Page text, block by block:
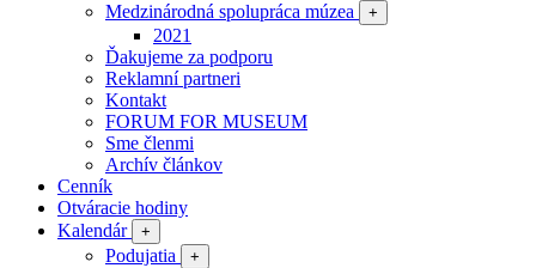
Medzinárodná spolupráca múzea
+
2021
Ďakujeme za podporu
Reklamní partneri
Kontakt
FORUM FOR MUSEUM
Sme členmi
Archív článkov
Cenník
Otváracie hodiny
Kalendár
+
Podujatia +